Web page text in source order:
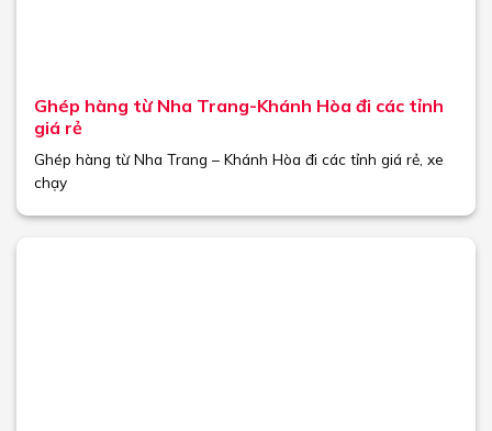
Ghép hàng từ Nha Trang-Khánh Hòa đi các tỉnh
giá rẻ
Ghép hàng từ Nha Trang – Khánh Hòa đi các tỉnh giá rẻ, xe
chạy